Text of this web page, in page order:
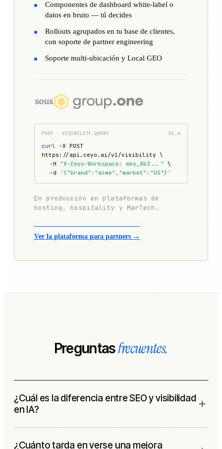
Componentes de dashboard white-label o
datos en bruto — tú decides
Rollouts agrupados en tu base de clientes,
con soporte de partner engineering
Soporte multi-ubicación y Local GEO
POST · VISIBILITY.QUERY V1.4
curl -X POST
https://api.ceyo.ai/v1/visibility \
-H
"X-Ceyo-Workspace: wks_8b3..."
\
-d
'{"brand":"acme","market":"US"}'
En producción en plataformas de
hosting, hospitality y MarTech.
Ver la plataforma para partners →
Preguntasfrecuentes.
¿Cuál es la diferencia entre SEO y visibilidad
en IA?
basados en enlaces de Google. La visibilidad en IA trata de
¿Cuánto tarda en verse una mejora